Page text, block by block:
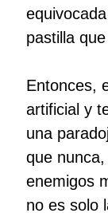
pastilla
Entonces,
artificial y
una
que
enemigos
no es solo